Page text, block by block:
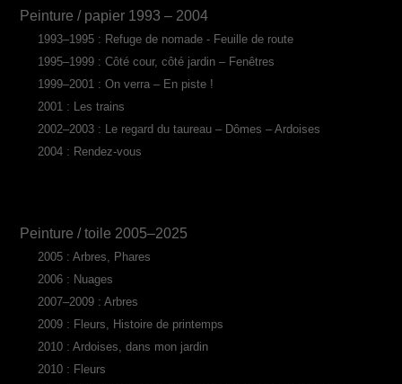
Peinture / papier 1993 – 2004
1993–1995 : Refuge de nomade - Feuille de route
1995–1999 : Côté cour, côté jardin – Fenêtres
1999–2001 : On verra – En piste !
2001 : Les trains
2002–2003 : Le regard du taureau – Dômes – Ardoises
2004 : Rendez-vous
Peinture / toile 2005–2025
2005 : Arbres, Phares
2006 : Nuages
2007–2009 : Arbres
2009 : Fleurs, Histoire de printemps
2010 : Ardoises, dans mon jardin
2010 : Fleurs